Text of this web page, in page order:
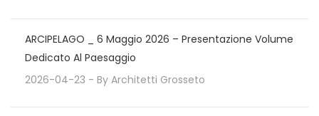
ARCIPELAGO _ 6 Maggio 2026 – Presentazione Volume
Dedicato Al Paesaggio
2026-04-23 - By Architetti Grosseto